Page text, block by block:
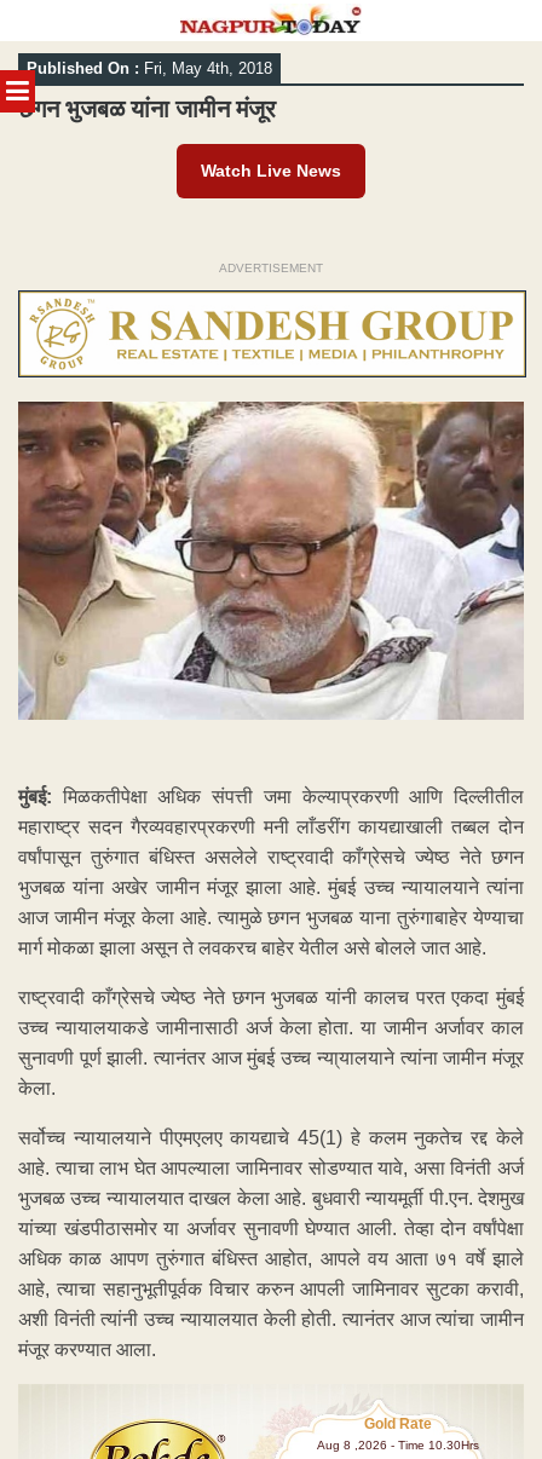
MENU
Skip
to
content
Published On : Fri, May 4th, 2018
छगन भुजबळ यांना जामीन मंजूर
Watch Live News
ADVERTISEMENT
मुंबई: मिळकतीपेक्षा अधिक संपत्ती जमा केल्याप्रकरणी आणि दिल्लीतील
महाराष्ट्र सदन गैरव्यवहारप्रकरणी मनी लाँडरींग कायद्याखाली तब्बल दोन
वर्षांपासून तुरुंगात बंधिस्त असलेले राष्ट्रवादी काँग्रेसचे ज्येष्ठ नेते छगन
भुजबळ यांना अखेर जामीन मंजूर झाला आहे. मुंबई उच्च न्यायालयाने त्यांना
आज जामीन मंजूर केला आहे. त्यामुळे छगन भुजबळ याना तुरुंगाबाहेर येण्याचा
मार्ग मोकळा झाला असून ते लवकरच बाहेर येतील असे बोलले जात आहे.
राष्ट्रवादी काँग्रेसचे ज्येष्ठ नेते छगन भुजबळ यांनी कालच परत एकदा मुंबई
उच्च न्यायालयाकडे जामीनासाठी अर्ज केला होता. या जामीन अर्जावर काल
सुनावणी पूर्ण झाली. त्यानंतर आज मुंबई उच्च न्या्यालयाने त्यांना जामीन मंजूर
केला.
सर्वोच्च न्यायालयाने पीएमएलए कायद्याचे 45(1) हे कलम नुकतेच रद्द केले
आहे. त्याचा लाभ घेत आपल्याला जामिनावर सोडण्यात यावे, असा विनंती अर्ज
भुजबळ उच्च न्यायालयात दाखल केला आहे. बुधवारी न्यायमूर्ती पी.एन. देशमुख
यांच्या खंडपीठासमोर या अर्जावर सुनावणी घेण्यात आली. तेव्हा दोन वर्षांपेक्षा
अधिक काळ आपण तुरुंगात बंधिस्त आहोत, आपले वय आता ७१ वर्षे झाले
आहे, त्याचा सहानुभूतीपूर्वक विचार करुन आपली जामिनावर सुटका करावी,
अशी विनंती त्यांनी उच्च न्यायालयात केली होती. त्यानंतर आज त्यांचा जामीन
मंजूर करण्यात आला.
Gold Rate
Aug 8 ,2026 - Time 10.30Hrs